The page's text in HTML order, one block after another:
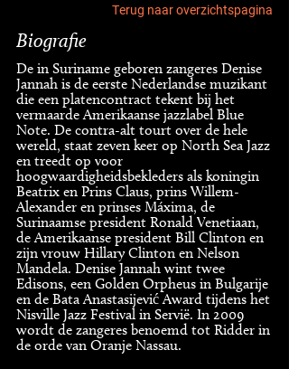
Terug naar overzichtspagina
Biografie
De in Suriname geboren zangeres Denise
Jannah is de eerste Nederlandse muzikant
die een platencontract tekent bij het
vermaarde Amerikaanse jazzlabel Blue
Note. De contra-alt tourt over de hele
wereld, staat zeven keer op North Sea Jazz
en treedt op voor
hoogwaardigheidsbekleders als koningin
Beatrix en Prins Claus, prins Willem-
Alexander en prinses Máxima, de
Surinaamse president Ronald Venetiaan,
de Amerikaanse president Bill Clinton en
zijn vrouw Hillary Clinton en Nelson
Mandela. Denise Jannah wint twee
Edisons, een Golden Orpheus in Bulgarije
en de Bata Anastasijević Award tijdens het
Nisville Jazz Festival in Servië. In 2009
wordt de zangeres benoemd tot Ridder in
de orde van Oranje Nassau.